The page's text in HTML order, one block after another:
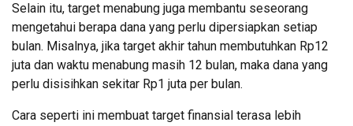
Selain itu, target menabung juga membantu seseorang
mengetahui berapa dana yang perlu dipersiapkan setiap
bulan. Misalnya, jika target akhir tahun membutuhkan Rp12
juta dan waktu menabung masih 12 bulan, maka dana yang
perlu disisihkan sekitar Rp1 juta per bulan.
Cara seperti ini membuat target finansial terasa lebih